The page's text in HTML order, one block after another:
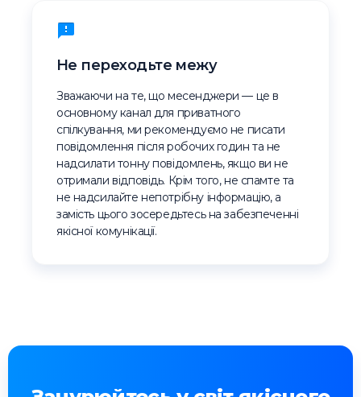
Не переходьте межу
Зважаючи на те, що месенджери — це в
основному канал для приватного
спілкування, ми рекомендуємо не писати
повідомлення після робочих годин та не
надсилати тонну повідомлень, якщо ви не
отримали відповідь. Крім того, не спамте та
не надсилайте непотрібну інформацію, а
замість цього зосередьтесь на забезпеченні
якісної комунікації.